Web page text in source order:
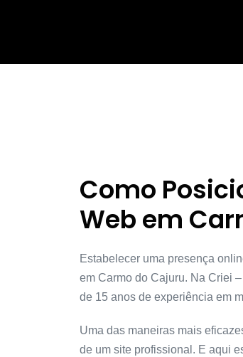
Como
Web em
Estabelecer uma presença
em Carmo do Cajuru. Na Criei
de 15 anos de experiência em
Uma das maneiras mais
de um site profissional. E aqui